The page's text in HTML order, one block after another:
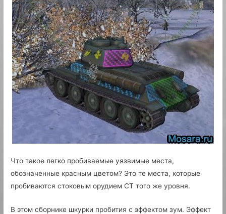
Что такое легко пробиваемые уязвимые места,
обозначенные красным цветом? Это те места, которые
пробиваются стоковым орудием СТ того же уровня.
В этом сборнике шкурки пробития с эффектом зум. Эффект